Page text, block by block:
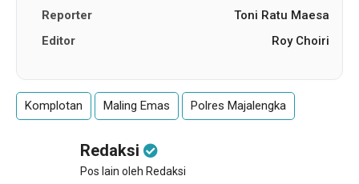
Reporter
Toni Ratu Maesa
Editor
Roy Choiri
Komplotan Maling Emas Polres Majalengka
Redaksi
Pos lain oleh Redaksi